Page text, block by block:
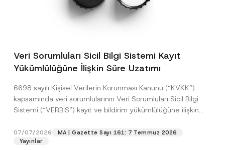
Veri Sorumluları Sicil Bilgi Sistemi Kayıt
Yükümlülüğüne İlişkin Süre Uzatımı
6698 sayılı Kişisel Verilerin Korunması Kanunu (“KVKK”)
kapsamında veri sorumlularının Veri Sorumluları Sicil Bilgi
Sistemi (“VERBİS”) kayıt ve bildirim yükümlülüğüne ilişkin
07/07/2026
MA | Gazette Sayı 161: 7 Temmuz 2026
Yayınlar